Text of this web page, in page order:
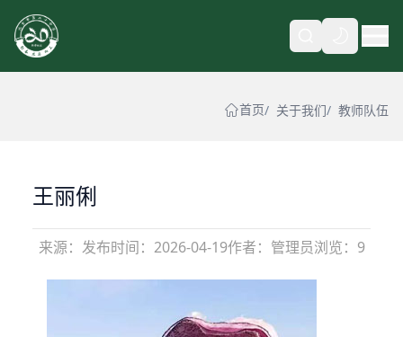
自动
首页 关于我们 教师队伍
王丽俐
来源： 发布时间： 2026-04-19作者：管理员浏览：9